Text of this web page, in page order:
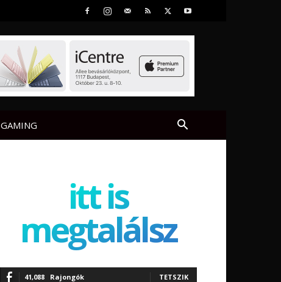
GAMING
itt is
megtalálsz
41,088 Rajongók TETSZIK